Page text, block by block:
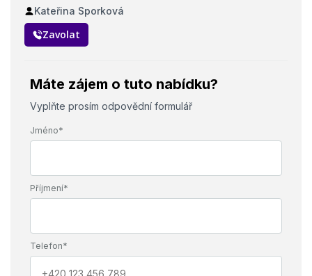
Kateřina Sporková
Zavolat
Máte zájem o tuto nabídku?
Vyplňte prosím odpovědní formulář
Jméno*
Příjmení*
Telefon*